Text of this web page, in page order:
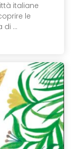
italiane
le
...